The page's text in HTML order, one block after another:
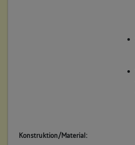
Konstruktion/Material: